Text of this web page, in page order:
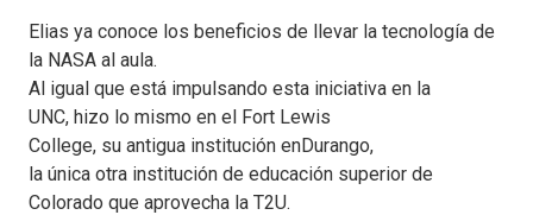
Elias ya conoce los beneficios de llevar la tecnología de
la NASA al aula.
Al igual que está impulsando esta iniciativa en la
UNC, hizo lo mismo en el Fort Lewis
College, su antigua institución enDurango,
la única otra institución de educación superior de
Colorado que aprovecha la T2U.